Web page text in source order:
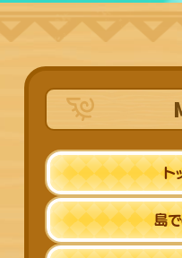
ト
島